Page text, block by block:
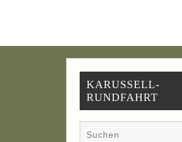
KARUSSELL-
RUNDFAHRT